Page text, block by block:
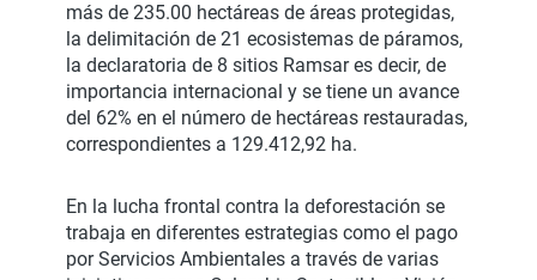
más de 235.00 hectáreas de áreas protegidas,
la delimitación de 21 ecosistemas de páramos,
la declaratoria de 8 sitios Ramsar es decir, de
importancia internacional y se tiene un avance
del 62% en el número de hectáreas restauradas,
correspondientes a 129.412,92 ha.
En la lucha frontal contra la deforestación se
trabaja en diferentes estrategias como el pago
por Servicios Ambientales a través de varias